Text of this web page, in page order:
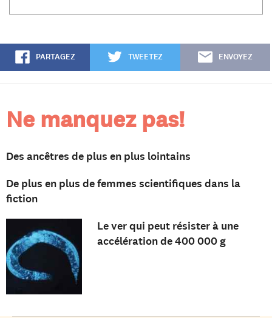
PARTAGEZ TWEETEZ ENVOYEZ
Ne manquez pas!
Des ancêtres de plus en plus lointains
De plus en plus de femmes scientifiques dans la
fiction
Le ver qui peut résister à une
accélération de 400 000 g